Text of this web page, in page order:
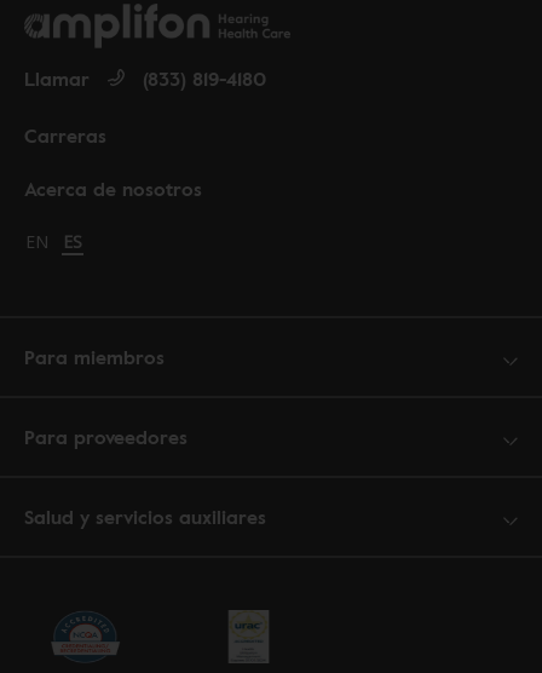
Acerca de nosotros
Carreras
Llamar (833) 819-4180
Change language to English
EN Cambiar idioma a español
ES
Para miembros
Para proveedores
Salud y servicios auxiliares